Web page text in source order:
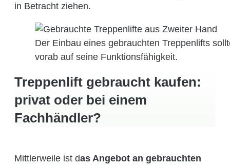
in Betracht ziehen.
Der Einbau eines gebrauchten Treppenlifts
vorab auf seine Funktionsfähigkeit.
Treppenlift gebraucht kaufen:
privat oder bei einem
Fachhändler?
Mittlerweile ist das Angebot an gebrauchten